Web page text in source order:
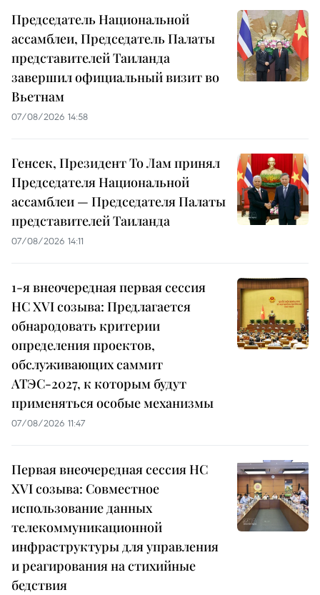
Председатель Национальной
ассамблеи, Председатель Палаты
представителей Таиланда
завершил официальный визит во
Вьетнам
07/08/2026 14:58
Генсек, Президент То Лам принял
Председателя Национальной
ассамблеи — Председателя Палаты
представителей Таиланда
07/08/2026 14:11
1-я внеочередная первая сессия
НС XVI созыва: Предлагается
обнародовать критерии
определения проектов,
обслуживающих саммит
АТЭС-2027, к которым будут
применяться особые механизмы
07/08/2026 11:47
Первая внеочередная сессия НС
XVI созыва: Совместное
использование данных
телекоммуникационной
инфраструктуры для управления
и реагирования на стихийные
бедствия